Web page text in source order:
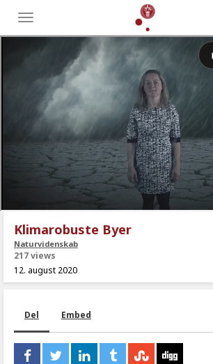
Toggle
menu
Klimarobuste Byer
Naturvidenskab
217 views
12. august 2020
Del Embed